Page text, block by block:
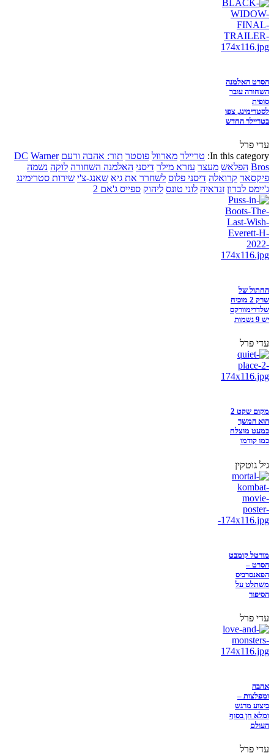
הסרט האלמנה
השחורה עובר
סופית
לסטרימינג, צפו
בטריילר החדש
עדי פרל
In this category: טריילר מארוול פוסטר תור: אהבה ורעם DC Warner
Bros הפלאש מעצר עזרא מילר דיסני האלמנה השחורה לוקה נשמה
פיקסאר קרואלה דיסני פלוס לשחרר את גיא שאנג-צ'י שירות סטרימינג
ג'יימס לברון זנדאיה לוני טונס ליהוק ספייס ג'אם 2
החתול של
שרק 2 מוכיח
שלדרימוורקס
יש 9 נשמות
עדי פרל
מקום שקט 2
הוא המשך
כמעט מוצלח
כמו קודמו
גיל גוטקין
מורטל קומבט
הסרט –
הפאנסרביס
משתלט על
הסיפור
עדי פרל
אהבה
ומפלצות –
ביצוע מרגש
ומלא חן בסוף
העולם
עדי פרל